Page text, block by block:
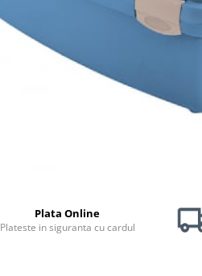
Plata Online
Plateste in siguranta cu cardul